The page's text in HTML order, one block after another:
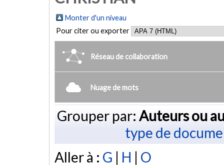
Monter d'un niveau
Pour citer ou exporter
Réseau de collaboration
Nuage de mots
Grouper par: Auteurs ou
type de
Aller à : G | H | O